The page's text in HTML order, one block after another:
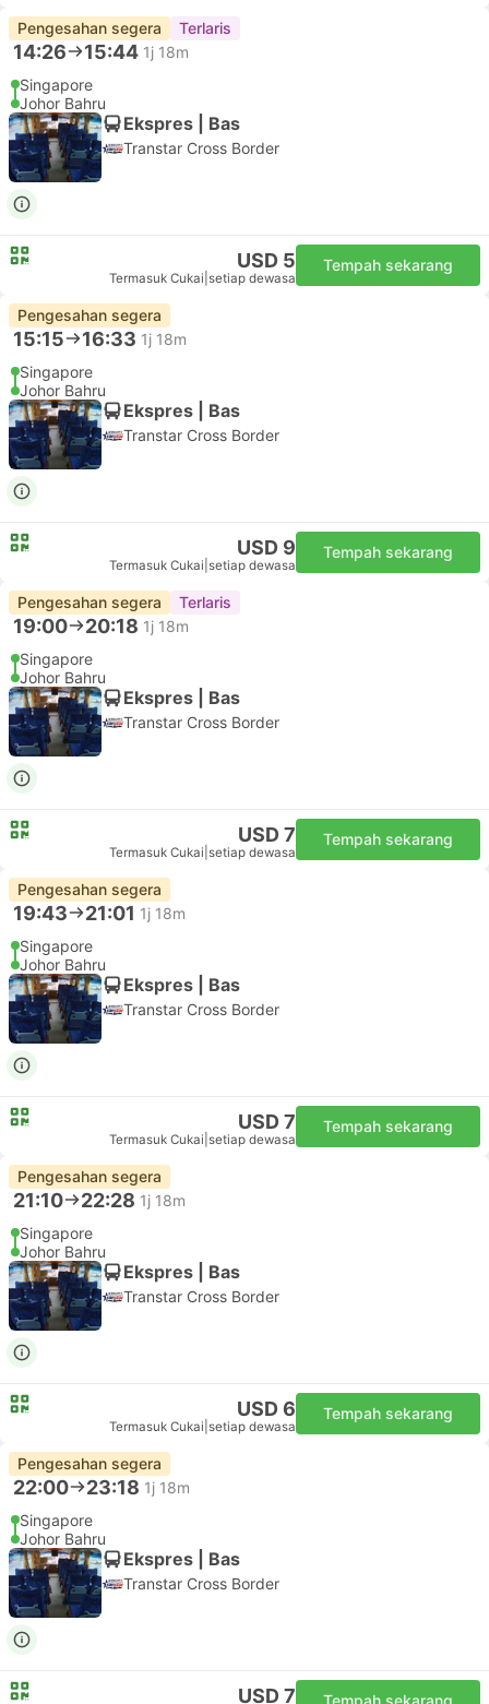
Pengesahan segera Terlaris
14:26 15:44 1j 18m
Singapore
Johor Bahru
Ekspres | Bas
Transtar Cross Border
USD 5
Termasuk Cukai setiap dewasa
Tempah sekarang
Pengesahan segera
15:15 16:33 1j 18m
Singapore
Johor Bahru
Ekspres | Bas
Transtar Cross Border
USD 9
Termasuk Cukai setiap dewasa
Tempah sekarang
Pengesahan segera Terlaris
19:00 20:18 1j 18m
Singapore
Johor Bahru
Ekspres | Bas
Transtar Cross Border
USD 7
Termasuk Cukai setiap dewasa
Tempah sekarang
Pengesahan segera
19:43 21:01 1j 18m
Singapore
Johor Bahru
Ekspres | Bas
Transtar Cross Border
USD 7
Termasuk Cukai setiap dewasa
Tempah sekarang
Pengesahan segera
21:10 22:28 1j 18m
Singapore
Johor Bahru
Ekspres | Bas
Transtar Cross Border
USD 6
Termasuk Cukai setiap dewasa
Tempah sekarang
Pengesahan segera
22:00 23:18 1j 18m
Singapore
Johor Bahru
Ekspres | Bas
Transtar Cross Border
USD 7 Tempah sekarang